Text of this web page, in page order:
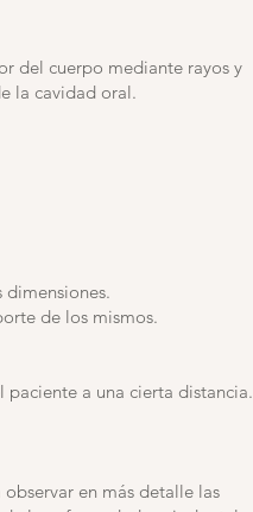
del cuerpo mediante rayos y
la cavidad oral.
de los mismos.
a una cierta distancia.
en más detalle las